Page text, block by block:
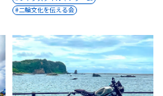
二輪文化を伝える会